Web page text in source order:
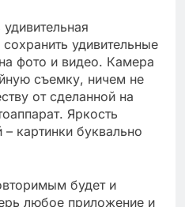
удивительные
фото и видео. Камера
съемку, ничем не
от сделанной на
Яркость
– картинки буквально
будет и
любое приложение и